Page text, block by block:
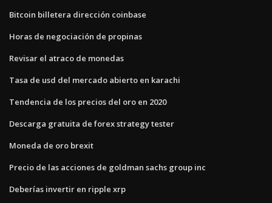
Bitcoin billetera dirección coinbase
Horas de negociación de propinas
Revisar el atraco de monedas
Tasa de usd del mercado abierto en karachi
Tendencia de los precios del oro en 2020
Descarga gratuita de forex strategy tester
Moneda de oro brexit
Precio de las acciones de goldman sachs group inc
Deberías invertir en ripple xrp